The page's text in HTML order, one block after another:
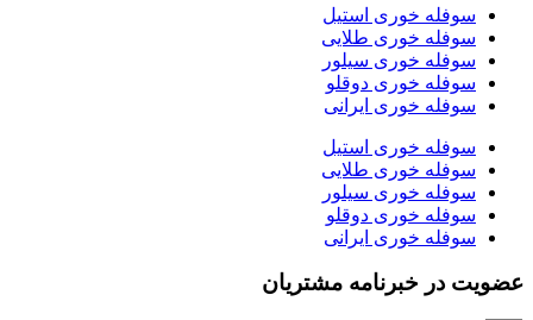
سوفله خوری استیل
سوفله خوری طلایی
سوفله خوری سیلور
سوفله خوری دوقلو
سوفله خوری ایرانی
سوفله خوری استیل
سوفله خوری طلایی
سوفله خوری سیلور
سوفله خوری دوقلو
سوفله خوری ایرانی
عضویت در خبرنامه مشتریان